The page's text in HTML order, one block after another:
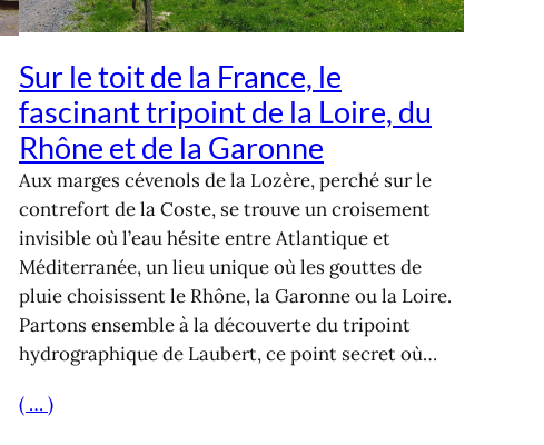
Sur le toit de la France, le
fascinant tripoint de la Loire, du
Rhône et de la Garonne
Aux marges cévenols de la Lozère, perché sur le
contrefort de la Coste, se trouve un croisement
invisible où l’eau hésite entre Atlantique et
Méditerranée, un lieu unique où les gouttes de
pluie choisissent le Rhône, la Garonne ou la Loire.
Partons ensemble à la découverte du tripoint
hydrographique de Laubert, ce point secret où…
( … )